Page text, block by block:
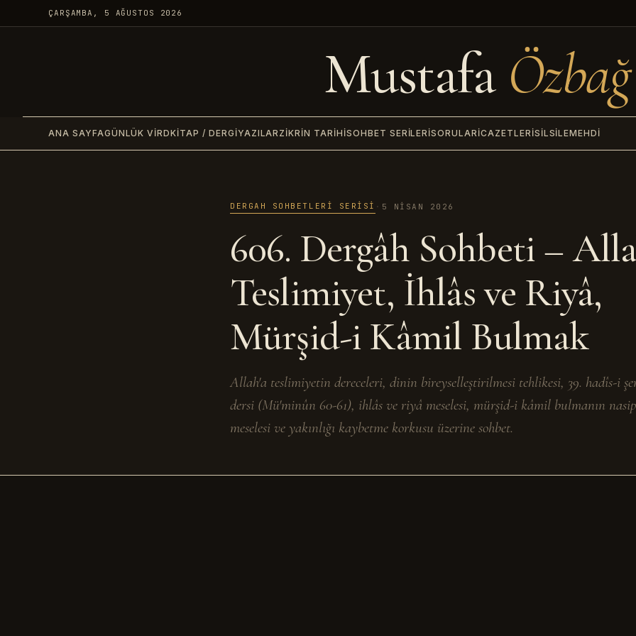
ÇARŞAMBA, 5 AĞUSTOS 2026
Mustafa Özbağ
ANA SAYFAGÜNLÜK VIRDKITAP / DERGIYAZILARZIKRIN TARIHISOHBET SERILERISORULARİCAZETLERISILSILEMEHDI
DERGAH SOHBETLERI SERISI · 5 NISAN 2026
606. Dergâh Sohbeti –
Teslimiyet, İhlâs ve Riyâ,
Mürşid-i Kâmil Bulmak
Allah'a teslimiyetin dereceleri, dinin bireyselleştirilmesi tehlikesi, 39. hadîs-i
dersi (Mü'minûn 60-61), ihlâs ve riyâ meselesi, mürşid-i kâmil bulmanın nasip
meselesi ve yakınlığı kaybetme korkusu üzerine sohbet.